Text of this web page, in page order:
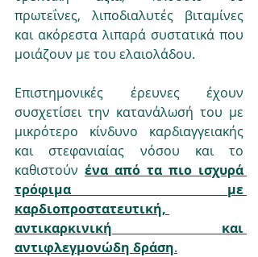
πρωτεΐνες, λιποδιαλυτές βιταμίνες
και ακόρεστα λιπαρά συστατικά που
μοιάζουν με του ελαιολάδου.
Επιστημονικές έρευνες έχουν
συσχετίσει την κατανάλωσή του με
μικρότερο κίνδυνο καρδιαγγειακής
και στεφανιαίας νόσου και το
καθιστούν ένα από τα πιο ισχυρά
τρόφιμα με
καρδιοπροστατευτική,
αντικαρκινική και
αντιφλεγμονώδη δράση.